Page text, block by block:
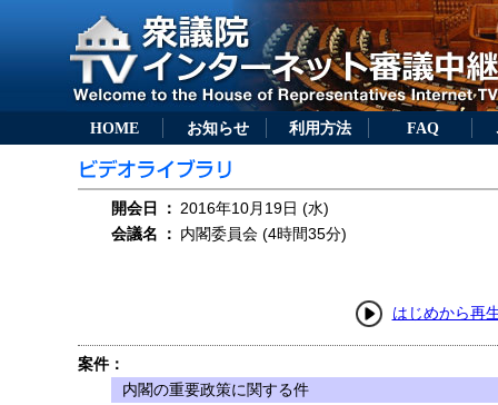
HOME お知らせ 利用方法 FAQ
開会日 ： 2016年10月19日 (水)
会議名
： 内閣委員会 (4時間35分)
はじめから再
案件：
内閣の重要政策に関する件